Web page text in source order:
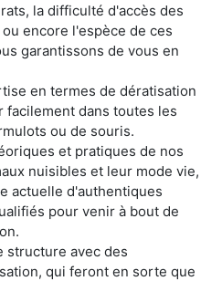
la difficulté d'accès des
encore l'espèce de ces
garantissons de vous en
en termes de dératisation
dans toutes les
ou de souris.
et pratiques de nos
nuisibles et leur mode vie,
actuelle d'authentiques
pour venir à bout de
structure avec des
qui feront en sorte que